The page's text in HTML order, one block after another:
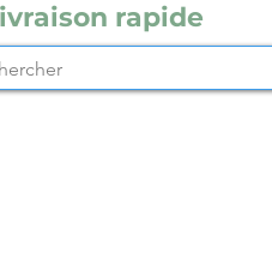
rapide